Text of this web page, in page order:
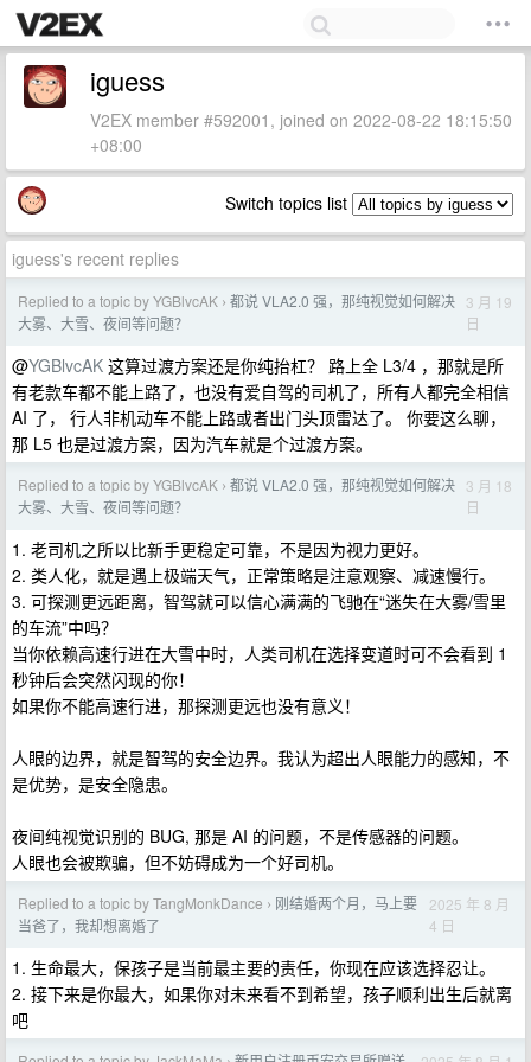
iguess
V2EX member #592001, joined on 2022-08-22 18:15:50
+08:00
Switch topics list
iguess's recent replies
Replied to a topic by YGBlvcAK › 都说 VLA2.0 强，那纯视觉如何解决
大雾、大雪、夜间等问题？
3 月 19
日
@YGBlvcAK 这算过渡方案还是你纯抬杠？ 路上全 L3/4 ，那就是所
有老款车都不能上路了，也没有爱自驾的司机了，所有人都完全相信
AI 了， 行人非机动车不能上路或者出门头顶雷达了。 你要这么聊，
那 L5 也是过渡方案，因为汽车就是个过渡方案。
Replied to a topic by YGBlvcAK › 都说 VLA2.0 强，那纯视觉如何解决
大雾、大雪、夜间等问题？
3 月 18
日
1. 老司机之所以比新手更稳定可靠，不是因为视力更好。
2. 类人化，就是遇上极端天气，正常策略是注意观察、减速慢行。
3. 可探测更远距离，智驾就可以信心满满的飞驰在“迷失在大雾/雪里
的车流”中吗？
当你依赖高速行进在大雪中时，人类司机在选择变道时可不会看到 1
秒钟后会突然闪现的你！
如果你不能高速行进，那探测更远也没有意义！
人眼的边界，就是智驾的安全边界。我认为超出人眼能力的感知，不
是优势，是安全隐患。
夜间纯视觉识别的 BUG, 那是 AI 的问题，不是传感器的问题。
人眼也会被欺骗，但不妨碍成为一个好司机。
Replied to a topic by TangMonkDance › 刚结婚两个月，马上要
当爸了，我却想离婚了
2025 年 8 月
4 日
1. 生命最大，保孩子是当前最主要的责任，你现在应该选择忍让。
2. 接下来是你最大，如果你对未来看不到希望，孩子顺利出生后就离
吧